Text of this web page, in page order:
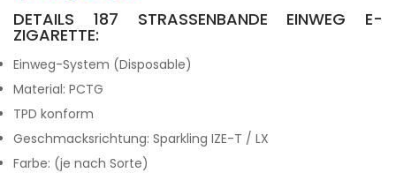
DETAILS 187 STRASSENBANDE EINWEG E-
ZIGARETTE:
Einweg-System (Disposable)
Material: PCTG
TPD konform
Geschmacksrichtung: Sparkling IZE-T / LX
Farbe: (je nach Sorte)